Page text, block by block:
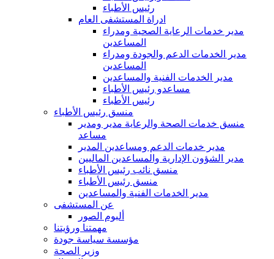
رئيس الأطباء
ادراة المستشفى العام
مدير خدمات الرعاية الصحية ومدراء
المساعدين
مدير الخدمات الدعم والجودة ومدراء
المساعدين
مدير الخدمات الفنية والمساعدين
مساعدو رئيس الأطباء
رئيس الأطباء
منسق رئيس الأطباء
منسق خدمات الصحة والرعاية مدير ومدير
مساعد
مدير خدمات الدعم ومساعدين المدير
مدير الشؤون الإدارية والمساعدين الماليين
منسق نائب رئيس الأطباء
منسق رئيس الأطباء
مدير الخدمات الفنية والمساعدين
عن المستشفى
ألبوم الصور
مهمتنا ورؤيتنا
مؤسسة سياسة جودة
وزير الصحة